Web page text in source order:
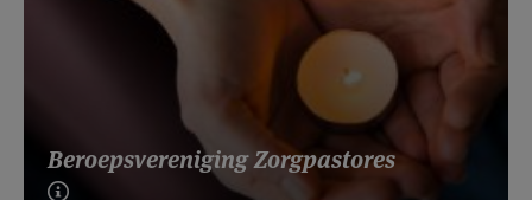
Beroepsvereniging Zorgpastores